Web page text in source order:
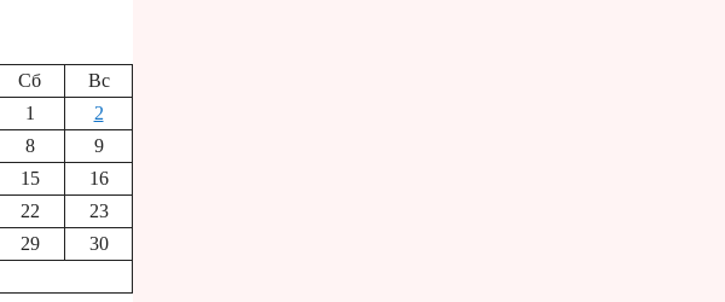
Сб
Вс
1
2
8
9
15
16
22
23
29
30